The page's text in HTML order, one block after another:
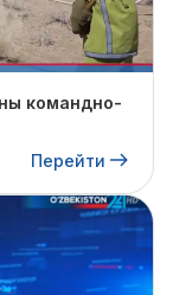
командно-
Перейти